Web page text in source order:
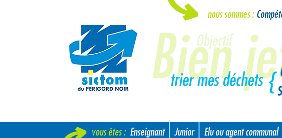
nous sommes :
vous êtes : Enseignant Junior Elu ou agent communal